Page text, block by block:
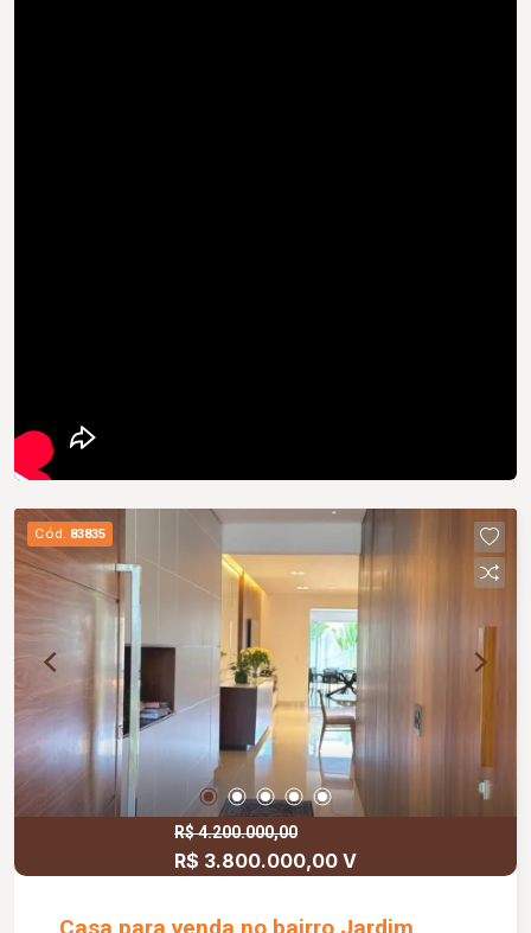
Cód. 83835
R$ 4.200.000,00
R$ 3.800.000,00 V
Casa para venda no bairro Jardim